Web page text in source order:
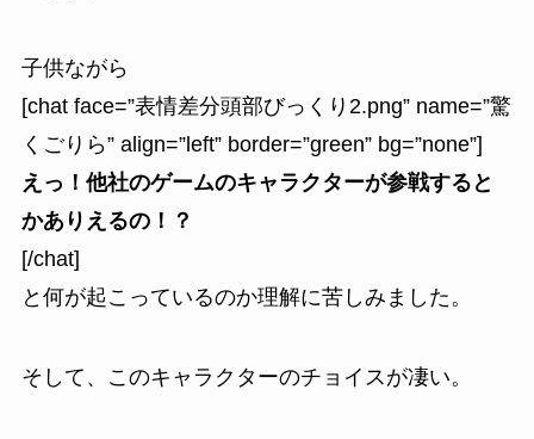
子供ながら
[chat face=”表情差分頭部びっくり2.png” name=”驚
くごりら” align=”left” border=”green” bg=”none”]
えっ！他社のゲームのキャラクターが参戦すると
かありえるの！？
[/chat]
と何が起こっているのか理解に苦しみました。
そして、このキャラクターのチョイスが凄い。